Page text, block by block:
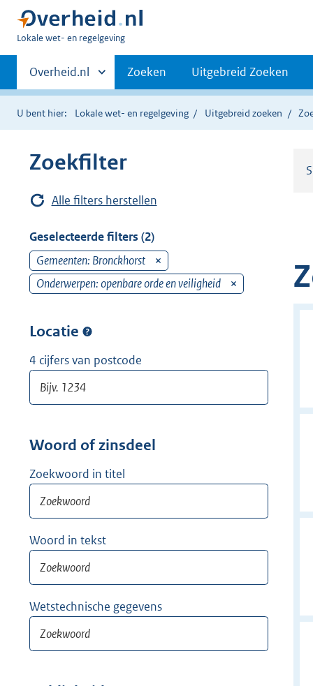
U
hier:
Lokale wet- en regelgeving
Primaire
navigatie
Andere
sites
binnen
Overheid.nl Zoeken Uitgebreid Zoeken
U bent hier: Lokale wet- en regelgeving Uitgebreid zoeken
Zoekfilter
Alle filters herstellen
Geselecteerde filters (2)
Gemeenten: Bronckhorst
e
r
d
Onderwerpen: openbare orde en veiligheid
Locatie
4 cijfers van postcode
Woord of zinsdeel
Zoekwoord in titel
Woord in tekst
Wetstechnische gegevens